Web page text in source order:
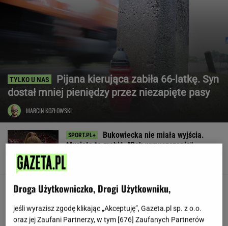
Pijana kierująca zabiła 66-latkę. Syn
dostał mniej pieniędzy przez niezapięte pasy
MARCIN KOZŁOWSKI
Bukowiecka nie miała wyjścia.
Musiała to zrobić. "Rok wypuszczenia"
Legia zaskoczona! Jest gol dla
Droga Użytkowniczko, Drogi Użytkowniku,
jeśli wyrazisz zgodę klikając „Akceptuję”, Gazeta.pl sp. z o.o.
oraz jej Zaufani Partnerzy, w tym [676] Zaufanych Partnerów